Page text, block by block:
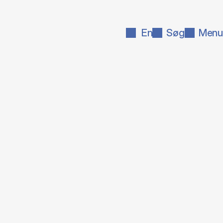
En Søg Menu